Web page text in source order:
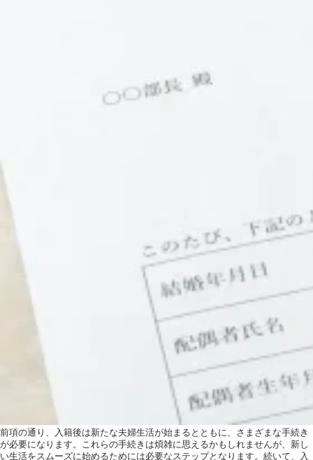
前項の通り、入籍後は新たな夫婦生活が始まるとともに、さまざまな手続き
が必要になります。これらの手続きは煩雑に思えるかもしれませんが、新し
い生活をスムーズに始めるためには必要なステップとなります。続いて、入